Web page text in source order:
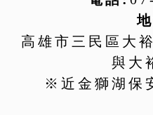
高雄市三民區大
與大
※近金獅湖保